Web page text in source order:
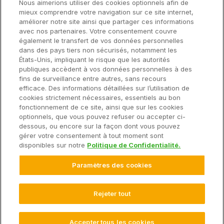
Solutions
Matériel
Entreprise
© 2025 Climate LLC. Tous droits réservés.
Conditions d'utilisation du site Web
Conditions d'utilisation
FAQ sur la déclaration de confidentialité
Déclaration de confidentialité des données sur la santé
Paramètres des Cookies
Nous aimerions utiliser des cookies optionnels afin de
mieux comprendre votre navigation sur ce site internet,
améliorer notre site ainsi que partager ces informations
avec nos partenaires. Votre consentement couvre
également le transfert de vos données personnelles
dans des pays tiers non sécurisés, notamment les
États-Unis, impliquant le risque que les autorités
publiques accèdent à vos données personnelles à des
fins de surveillance entre autres, sans recours
efficace. Des informations détaillées sur l’utilisation de
cookies strictement nécessaires, essentiels au bon
fonctionnement de ce site, ainsi que sur les cookies
optionnels, que vous pouvez refuser ou accepter ci-
dessous, ou encore sur la façon dont vous pouvez
gérer votre consentement à tout moment sont
disponibles sur notre Politique de Confidentialité.
Paramètres des cookies
Rejeter tout
Accepter tous les cookies